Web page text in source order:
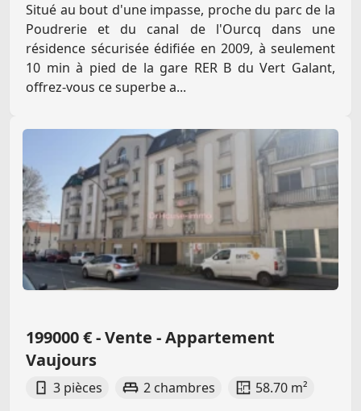
Situé au bout d'une impasse, proche du parc de la
Poudrerie et du canal de l'Ourcq dans une
résidence sécurisée édifiée en 2009, à seulement
10 min à pied de la gare RER B du Vert Galant,
offrez-vous ce superbe a...
199000 € - Vente - Appartement
Vaujours
3 pièces 2 chambres
58.70 m²